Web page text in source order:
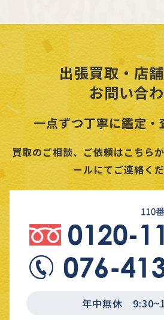
出張買取・店
お問い合
一点ずつ丁寧に鑑定・
買取のご相談、ご依頼はこちら
ールにてご連絡くだ
年中無休